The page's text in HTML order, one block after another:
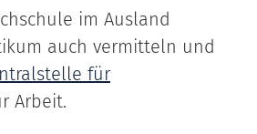
im Ausland
auch vermitteln und
für
Arbeit.